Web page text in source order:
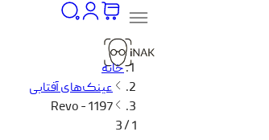
خانه
عینک‌های آفتابی
Revo - 1197
1 / 3